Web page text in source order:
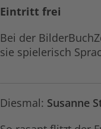
Eintritt frei
Bei der
sie spielerisch
Diesmal: Susanne